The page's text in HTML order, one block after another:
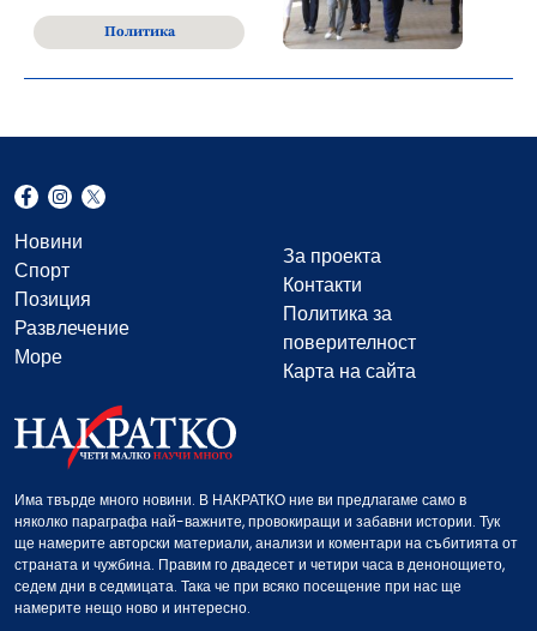
Политика
Новини
Спорт
Позиция
Развлечение
Море
За проекта
Контакти
Политика за
поверителност
Карта на сайта
Има твърде много новини. В НАКРАТКО ние ви предлагаме само в
няколко параграфа най-важните, провокиращи и забавни истории. Тук
ще намерите авторски материали, анализи и коментари на събитията от
страната и чужбина. Правим го двадесет и четири часа в денонощието,
седем дни в седмицата. Така че при всяко посещение при нас ще
намерите нещо ново и интересно.